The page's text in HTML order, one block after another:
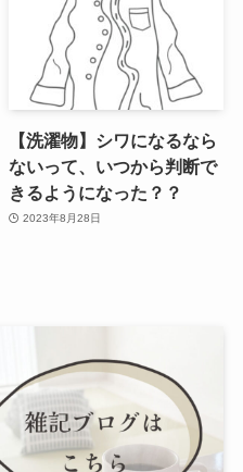
【洗濯物】シワになるなら
ないって、いつから判断で
きるようになった？？
2023年8月28日